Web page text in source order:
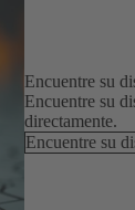
Encuentre su
Encuentre su
directamente.
Encuentre su